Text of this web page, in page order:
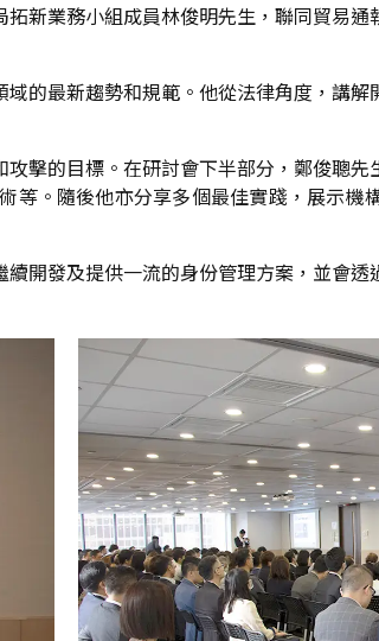
新業務小組成員林俊明先生，聯同貿易
的最新趨勢和規範。他從法律角度，講
擊的目標。在研討會下半部分，鄭俊聰先
。隨後他亦分享多個最佳實踐，展示機
開發及提供一流的身份管理方案，並會